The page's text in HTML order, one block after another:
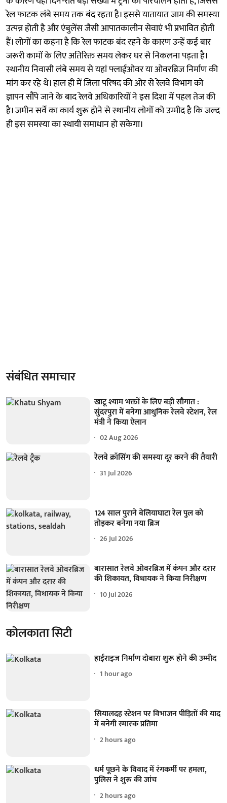
रेल फाटक लंबे समय तक बंद रहता है। इससे यातायात जाम की समस्या
उत्पन्न होती है और एंबुलेंस जैसी आपातकालीन सेवाएं भी प्रभावित होती
हैं। लोगों का कहना है कि रेल फाटक बंद रहने के कारण उन्हें कई बार
जरूरी कामों के लिए अतिरिक्त समय लेकर घर से निकलना पड़ता है।
स्थानीय निवासी लंबे समय से यहां फ्लाईओवर या ओवरब्रिज निर्माण की
मांग कर रहे थे। हाल ही में जिला परिषद की ओर से रेलवे विभाग को
ज्ञापन सौंपे जाने के बाद रेलवे अधिकारियों ने इस दिशा में पहल तेज की
है। जमीन सर्वे का कार्य शुरू होने से स्थानीय लोगों को उम्मीद है कि जल्द
ही इस समस्या का स्थायी समाधान हो सकेगा।
संबंधित समाचार
खाटू श्याम भक्तों के लिए बड़ी सौगात :
सुंदरपुरा में बनेगा आधुनिक रेलवे स्टेशन, रेल
मंत्री ने किया ऐलान
02 Aug 2026
रेलवे क्रॉसिंग की समस्या दूर करने की तैयारी
31 Jul 2026
124 साल पुराने बेलियाघाटा रेल पुल को
तोड़कर बनेगा नया ब्रिज
26 Jul 2026
बारासात रेलवे ओवरब्रिज में कंपन और दरार
की शिकायत, विधायक ने किया निरीक्षण
10 Jul 2026
कोलकाता सिटी
हाईराइज निर्माण दोबारा शुरू होने की उम्मीद
1 hour ago
सियालदह स्टेशन पर विभाजन पीड़ितों की याद
में बनेगी स्मारक प्रतिमा
2 hours ago
धर्म पूछने के विवाद में रंगकर्मी पर हमला,
पुलिस ने शुरू की जांच
2 hours ago